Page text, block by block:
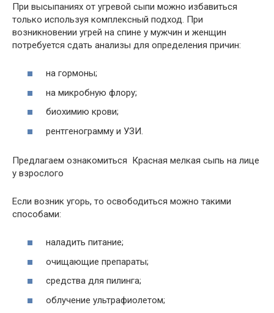
При высыпаниях от угревой сыпи можно избавиться
только используя комплексный подход. При
возникновении угрей на спине у мужчин и женщин
потребуется сдать анализы для определения причин:
на гормоны;
на микробную флору;
биохимию крови;
рентгенограмму и УЗИ.
Предлагаем ознакомиться Красная мелкая сыпь на лице
у взрослого
Если возник угорь, то освободиться можно такими
способами:
наладить питание;
очищающие препараты;
средства для пилинга;
облучение ультрафиолетом;